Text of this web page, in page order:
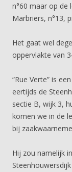
n°60 maar op de
Marbriers, n°13,
Het gaat wel
oppervlakte van
“Rue Verte” is
eertijds de
sectie B, wijk 3,
komen we in de
bij
Hij zou namelijk